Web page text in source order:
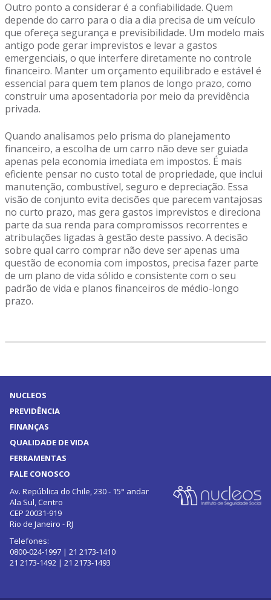
Outro ponto a considerar é a confiabilidade. Quem
depende do carro para o dia a dia precisa de um veículo
que ofereça segurança e previsibilidade. Um modelo mais
antigo pode gerar imprevistos e levar a gastos
emergenciais, o que interfere diretamente no controle
financeiro. Manter um orçamento equilibrado e estável é
essencial para quem tem planos de longo prazo, como
construir uma aposentadoria por meio da previdência
privada.
Quando analisamos pelo prisma do planejamento
financeiro, a escolha de um carro não deve ser guiada
apenas pela economia imediata em impostos. É mais
eficiente pensar no custo total de propriedade, que inclui
manutenção, combustível, seguro e depreciação. Essa
visão de conjunto evita decisões que parecem vantajosas
no curto prazo, mas gera gastos imprevistos e direciona
parte da sua renda para compromissos recorrentes e
atribulações ligadas à gestão deste passivo. A decisão
sobre qual carro comprar não deve ser apenas uma
questão de economia com impostos, precisa fazer parte
de um plano de vida sólido e consistente com o seu
padrão de vida e planos financeiros de médio-longo
prazo.
NUCLEOS
PREVIDÊNCIA
FINANÇAS
QUALIDADE DE VIDA
FERRAMENTAS
FALE CONOSCO
Av. República do Chile, 230 - 15° andar
Ala Sul, Centro
CEP 20031-919
Rio de Janeiro - RJ
Telefones:
0800-024-1997 | 21 2173-1410
21 2173-1492 | 21 2173-1493